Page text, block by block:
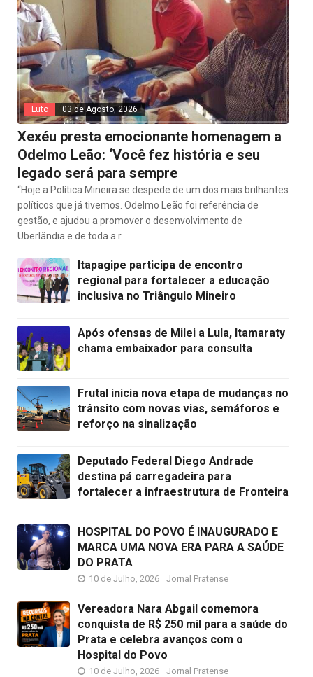
Luto 03 de Agosto, 2026
Xexéu presta emocionante homenagem a
Odelmo Leão: ‘Você fez história e seu
legado será para sempre
“Hoje a Política Mineira se despede de um dos mais brilhantes
políticos que já tivemos. Odelmo Leão foi referência de
gestão, e ajudou a promover o desenvolvimento de
Uberlândia e de toda a r
Itapagipe participa de encontro
regional para fortalecer a educação
inclusiva no Triângulo Mineiro
Após ofensas de Milei a Lula, Itamaraty
chama embaixador para consulta
Frutal inicia nova etapa de mudanças no
trânsito com novas vias, semáforos e
reforço na sinalização
Deputado Federal Diego Andrade
destina pá carregadeira para
fortalecer a infraestrutura de Fronteira
HOSPITAL DO POVO É INAUGURADO E
MARCA UMA NOVA ERA PARA A SAÚDE
DO PRATA
10 de Julho, 2026 Jornal Pratense
Vereadora Nara Abgail comemora
conquista de R$ 250 mil para a saúde do
Prata e celebra avanços com o
Hospital do Povo
10 de Julho, 2026 Jornal Pratense